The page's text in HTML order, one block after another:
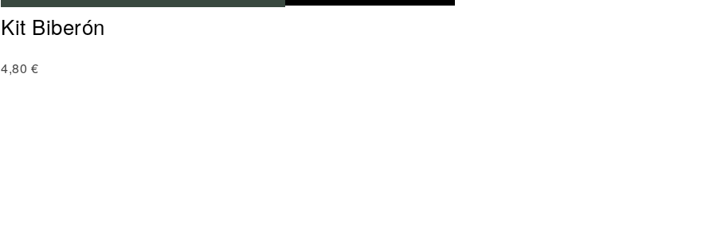
Kit Biberón
4,80 €